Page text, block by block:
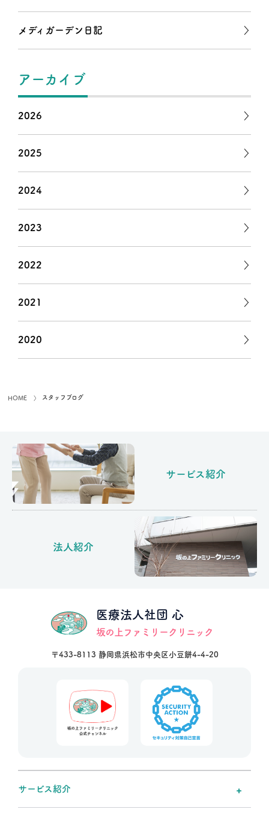
メディガーデン日記
アーカイブ
2026
2025
2024
2023
2022
2021
2020
HOME スタッフブログ
サービス紹介
法人紹介
医療法人社団 心
坂の上ファミリークリニック
〒433-8113 静岡県浜松市中央区小豆餅4-4-20
サービス紹介